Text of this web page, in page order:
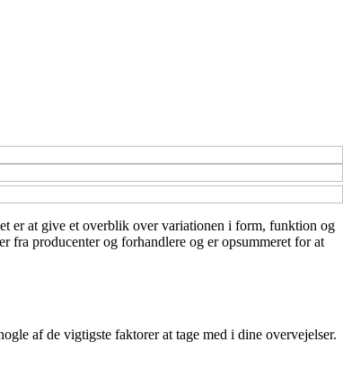
er at give et overblik over variationen i form, funktion og
fra producenter og forhandlere og er opsummeret for at
af de vigtigste faktorer at tage med i dine overvejelser.